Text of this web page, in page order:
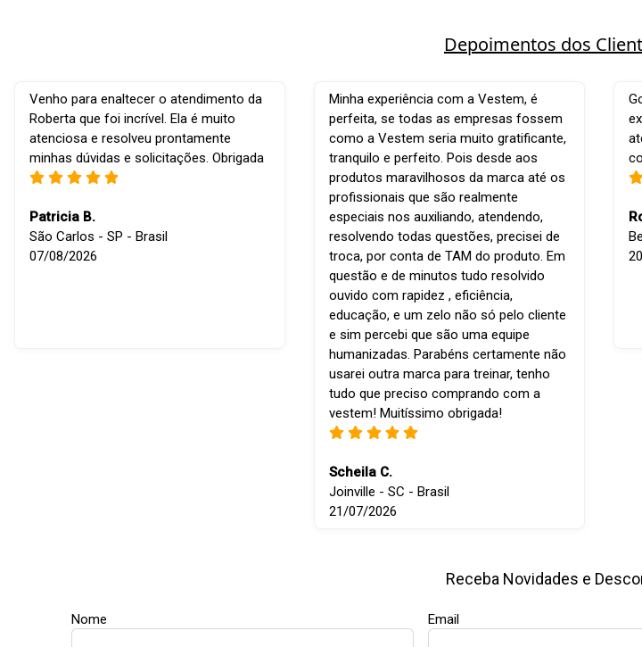
Depoimentos dos
Venho para enaltecer o atendimento da
Roberta que foi incrível. Ela é muito
atenciosa e resolveu prontamente
minhas dúvidas e solicitações. Obrigada
Patricia B.
São Carlos - SP - Brasil
07/08/2026
Minha experiência com a Vestem, é
perfeita, se todas as empresas fossem
como a Vestem seria muito gratificante,
tranquilo e perfeito. Pois desde aos
produtos maravilhosos da marca até os
profissionais que são realmente
especiais nos auxiliando, atendendo,
resolvendo todas questões, precisei de
troca, por conta de TAM do produto. Em
questão e de minutos tudo resolvido
ouvido com rapidez , eficiência,
educação, e um zelo não só pelo cliente
e sim percebi que são uma equipe
humanizadas. Parabéns certamente não
usarei outra marca para treinar, tenho
tudo que preciso comprando com a
vestem! Muitíssimo obrigada!
Scheila C.
Joinville - SC - Brasil
21/07/2026
Receba Novidades e
Nome Email